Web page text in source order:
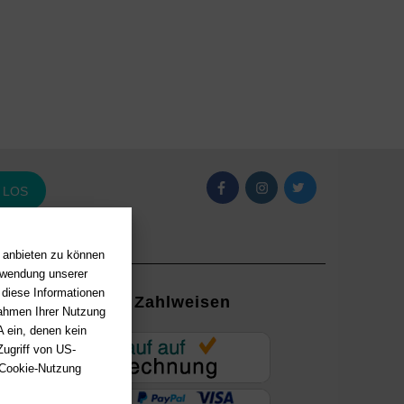
zu können
unserer
Informationen
Ihrer Nutzung
ein, denen kein
von US-
Nutzung
LOS
mit
Zahlweisen